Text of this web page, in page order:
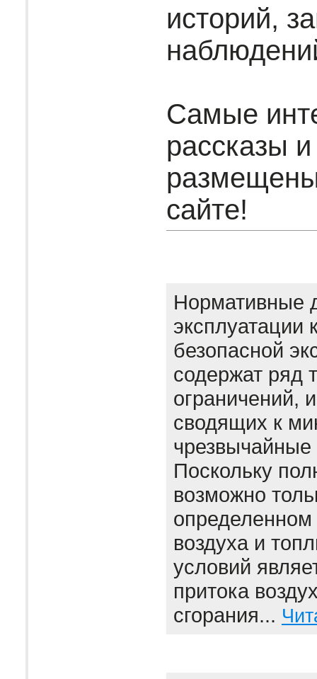
историй,
Самые
рассказы и
сайте!
Нормативные
эксплуатации
безопасной
содержат ряд
ограничений,
сводящих к
чрезвычайные
Поскольку
возможно
воздуха и
условий
притока
сгорания...